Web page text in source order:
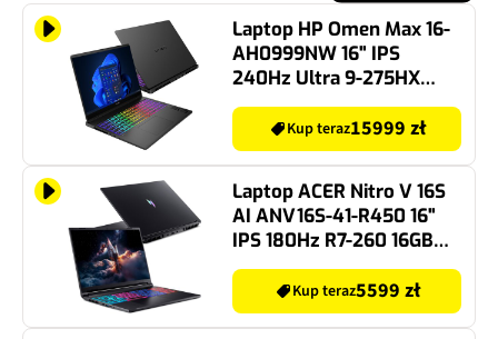
Laptop HP Omen Max 16-
AH0999NW 16" IPS
240Hz Ultra 9-275HX
32GB RAM 1TB SSD
GeForce RTX 5080 DLSS
4 Windows 11 Home,
Funkcje AI
Kup teraz15999 zł
Laptop ACER Nitro V 16S
AI ANV16S-41-R450 16"
IPS 180Hz R7-260 16GB
RAM 1TB SSD GeForce
RTX5050 DLSS 4, Funkcje
AI
Kup teraz5599 zł